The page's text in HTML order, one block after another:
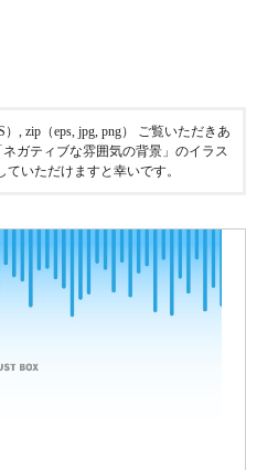
, zip（eps, jpg, png） ご覧いただきあ
ガティブな雰囲気の背景」のイラス
いただけますと幸いです。